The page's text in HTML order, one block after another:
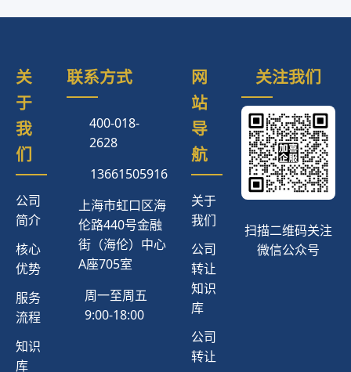
关
于
我
们
公司
简介
核心
优势
服务
流程
知识
库
联系方式
400-018-
2628
13661505916
上海市虹口区海
伦路440号金融
街（海伦）中心
A座705室
周一至周五
9:00-18:00
网
站
导
航
关于
我们
公司
转让
知识
库
公司
转让
关注我们
扫描二维码关注
微信公众号